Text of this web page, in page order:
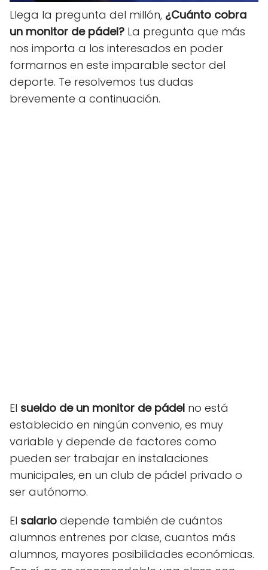
Llega la pregunta del millón, ¿Cuánto cobra
un monitor de pádel? La pregunta que más
nos importa a los interesados en poder
formarnos en este imparable sector del
deporte. Te resolvemos tus dudas
brevemente a continuación.
El sueldo de un monitor de pádel no está
establecido en ningún convenio, es muy
variable y depende de factores como
pueden ser trabajar en instalaciones
municipales, en un club de pádel privado o
ser autónomo.
El salario depende también de cuántos
alumnos entrenes por clase, cuantos más
alumnos, mayores posibilidades económicas.